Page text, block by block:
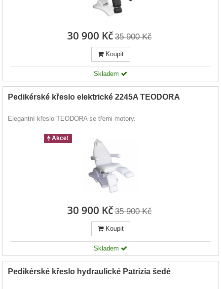
30 900 Kč 35 900 Kč
Koupit
Skladem
Pedikérské křeslo elektrické 2245A TEODORA
Elegantní křeslo TEODORA se třemi motory.
Akce!
30 900 Kč 35 900 Kč
Koupit
Skladem
Pedikérské křeslo hydraulické Patrizia šedé